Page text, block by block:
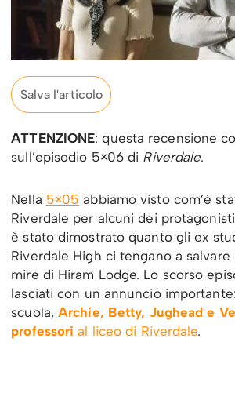
Salva l'articolo
ATTENZIONE: questa recensione
sull’episodio 5×06 di Riverdale.
Nella 5×05 abbiamo visto com’è
Riverdale per alcuni dei
è stato dimostrato quanto gli ex
Riverdale High ci tengano a
mire di Hiram Lodge. Lo scorso
lasciati con un annuncio
scuola,Archie, Betty, Jughead e
professorial liceo di Riverdale.